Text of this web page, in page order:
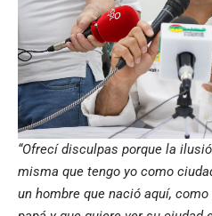
“Ofrecí disculpas porque la
misma que tengo yo como
un hombre que nació aquí,